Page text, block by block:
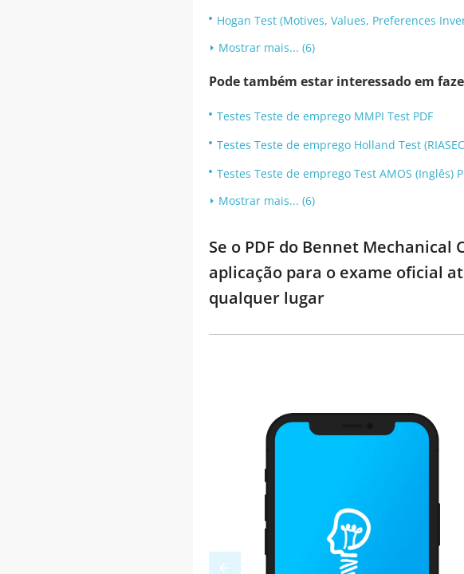
Hogan Test (Motives, Values, Preferences
Mostrar mais... (6)
Pode também estar interessado em
Testes Teste de emprego MMPI Test PDF
Testes Teste de emprego Holland Test
Testes Teste de emprego Test AMOS (Inglês)
Mostrar mais... (6)
Se o PDF do Bennet
aplicação para o exame oficial
qualquer lugar